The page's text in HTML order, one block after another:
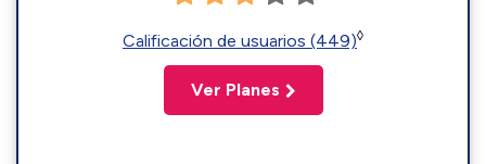
Calificación de usuarios (449)◊
Ver Planes